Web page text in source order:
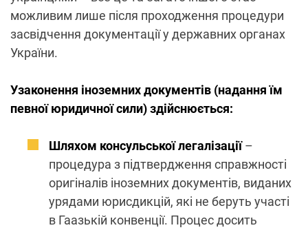
можливим лише після проходження процедури
засвідчення документації у державних органах
України.
Узаконення іноземних документів (надання їм
певної юридичної сили) здійснюється:
Шляхом консульської легалізації–
процедура з підтвердження справжності
оригіналів іноземних документів, виданих
урядами юрисдикцій, які не беруть участі
в Гаазькій конвенції. Процес досить